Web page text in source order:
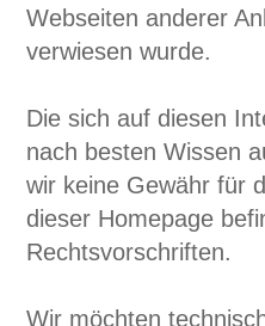
Webseiten anderer
verwiesen wurde.
Die sich auf diesen
nach besten Wissen
wir keine Gewähr für
dieser Homepage
Rechtsvorschriften.
Wir möchten